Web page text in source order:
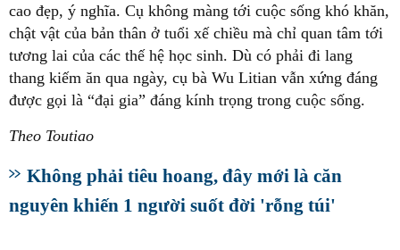
cao đẹp, ý nghĩa. Cụ không màng tới cuộc sống khó khăn,
chật vật của bản thân ở tuổi xế chiều mà chỉ quan tâm tới
tương lai của các thế hệ học sinh. Dù có phải đi lang
thang kiếm ăn qua ngày, cụ bà Wu Litian vẫn xứng đáng
được gọi là “đại gia” đáng kính trọng trong cuộc sống.
Theo Toutiao
Không phải tiêu hoang, đây mới là căn
nguyên khiến 1 người suốt đời 'rỗng túi'